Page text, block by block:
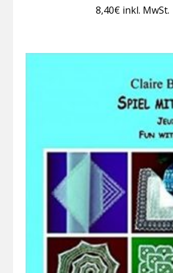
8,40€ inkl. MwSt.